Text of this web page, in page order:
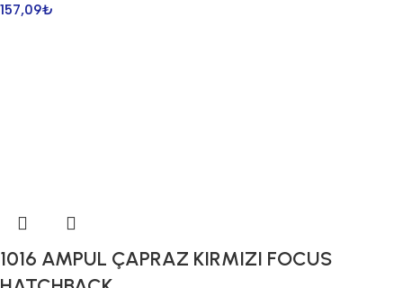
157,09₺
1016 AMPUL ÇAPRAZ KIRMIZI FOCUS